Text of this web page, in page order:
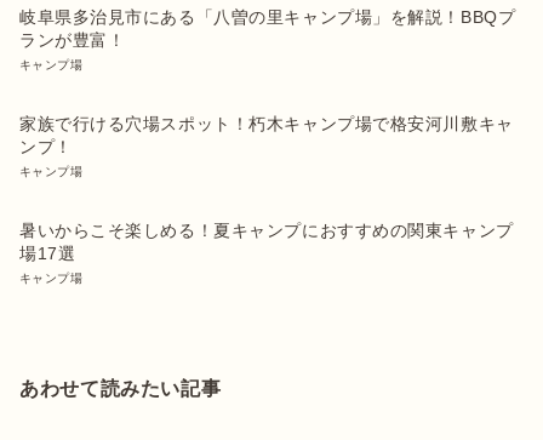
岐阜県多治見市にある「八曽の里キャンプ場」を解説！BBQプ
ランが豊富！
キャンプ場
家族で行ける穴場スポット！朽木キャンプ場で格安河川敷キャ
ンプ！
キャンプ場
暑いからこそ楽しめる！夏キャンプにおすすめの関東キャンプ
場17選
キャンプ場
あわせて読みたい記事